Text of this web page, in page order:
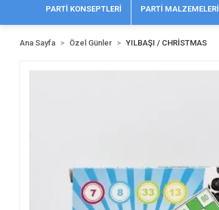
PARTİ KONSEPTLERİ PARTİ MALZEMELERİ
Ana Sayfa Özel Günler YILBAŞI / CHRİSTMAS